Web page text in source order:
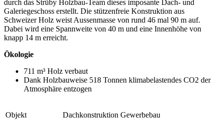
durch das Strüby Holzbau-Team dieses imposante Dach- und
Galeriegeschoss erstellt. Die stützenfreie Konstruktion aus
Schweizer Holz weist Aussenmasse von rund 46 mal 90 m auf.
Dabei wird eine Spannweite von 40 m und eine Innenhöhe von
knapp 14 m erreicht.
Ökologie
711 m³ Holz verbaut
Dank Holzbauweise 518 Tonnen klimabelastendes CO2 der
Atmosphäre entzogen
Objekt Dachkonstruktion Gewerbebau